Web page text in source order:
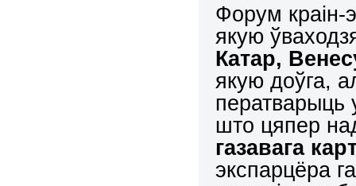
Форум краін-
якую
Катар,
якую доўга,
што цяпер
газавага
экспарцёра